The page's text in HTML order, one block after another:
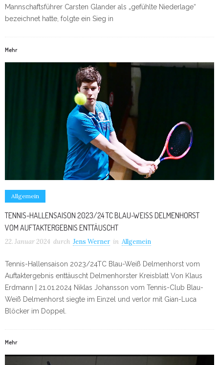
Mannschaftsführer Carsten Glander als „gefühlte Niederlage“
bezeichnet hatte, folgte ein Sieg in
Mehr
Allgemein
TENNIS-HALLENSAISON 2023/24 TC BLAU-WEISS DELMENHORST V
OM AUFTAKTERGEBNIS ENTTÄUSCHT
22. Januar 2024 durch Jens Werner in Allgemein
Tennis-Hallensaison 2023/24TC Blau-Weiß Delmenhorst vom
Auftaktergebnis enttäuscht Delmenhorster Kreisblatt Von Klaus
Erdmann | 21.01.2024 Niklas Johansson vom Tennis-Club Blau-
Weiß Delmenhorst siegte im Einzel und verlor mit Gian-Luca
Blöcker im Doppel.
Mehr